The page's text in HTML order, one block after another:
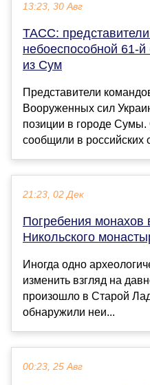
13:23, 30 Авг
ТАСС:
небоеспособной 61-
из Сум
Представители
Вооруженных сил
позиции в городе
сообщили в российских
21:23, 02 Дек
Погребения
Никольского
Иногда одно
изменить взгляд на
произошло в Старой
обнаружили неи...
00:23, 25 Авг